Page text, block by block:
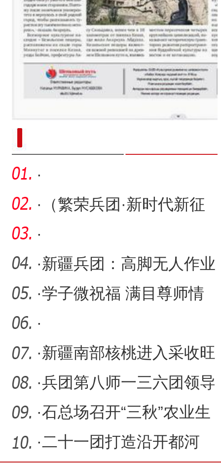
·
·
（繁荣兵团·新时代新征
程）40余年守护 让荒山披
绿
·
·新疆兵团：高脚无人作业
机器人进棉田喷施脱叶剂
·学子微祝福 满目尊师情
·
·新疆南部核桃进入采收旺
季 “核桃之乡”职工变主播
·兵团第八师一三六团领导
教师节慰问教师
·石总场召开“三秋”农业生
产现场观摩会
·二十一团打造沿开都河